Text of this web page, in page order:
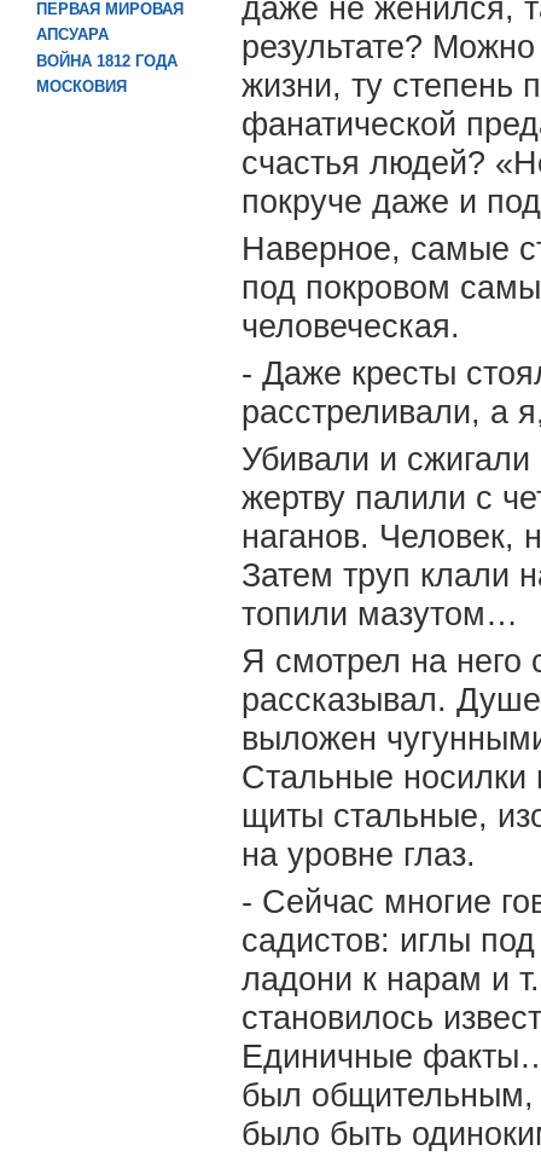
ПЕРВАЯ МИРОВАЯ
АПСУАРА
ВОЙНА 1812 ГОДА
МОСКОВИЯ
даже не женился,
результате?
жизни, ту степень
фанатической
счастья людей?
покруче даже и
Наверное, самые
под покровом
человеческая.
- Даже кресты
расстреливали, а
Убивали и
жертву палили с
наганов. Человек,
Затем труп клали
топили мазутом…
Я смотрел на него
рассказывал.
выложен
Стальные носилки
щиты стальные,
на уровне глаз.
- Сейчас многие
садистов: иглы
ладони к нарам и
становилось
Единичные
был общительным,
было быть